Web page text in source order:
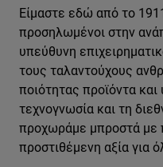
Είμαστε εδώ από το
προσηλωμένοι στην
υπεύθυνη
τους ταλαντούχους
ποιότητας προϊόντα
τεχνογνωσία και τη
προχωράμε μπροστά με
προστιθέμενη αξία για